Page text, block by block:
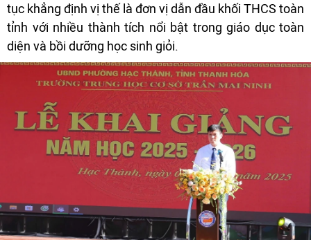
tục khẳng định vị thế là đơn vị dẫn đầu khối THCS toàn
tỉnh với nhiều thành tích nổi bật trong giáo dục toàn
diện và bồi dưỡng học sinh giỏi.